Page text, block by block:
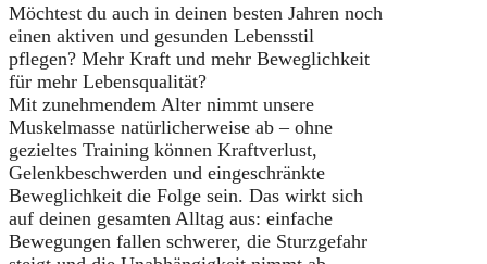
Möchtest du auch in deinen besten Jahren noch
einen aktiven und gesunden Lebensstil
pflegen? Mehr Kraft und mehr Beweglichkeit
für mehr Lebensqualität?
Mit zunehmendem Alter nimmt unsere
Muskelmasse natürlicherweise ab – ohne
gezieltes Training können Kraftverlust,
Gelenkbeschwerden und eingeschränkte
Beweglichkeit die Folge sein. Das wirkt sich
auf deinen gesamten Alltag aus: einfache
Bewegungen fallen schwerer, die Sturzgefahr